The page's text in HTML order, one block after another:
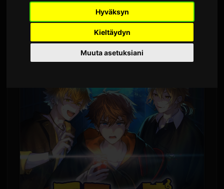
Hyväksyn
Kieltäydyn
Muuta asetuksiani
Nijisanji julkaisee uuden digitaalisen
äänidraaman, jossa esiintyy VTuber-yksikkö
Mimi Ittai. Tuote tulee myyntiin 10. kesäkuuta.